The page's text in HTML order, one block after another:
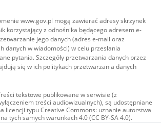
www.gov.pl mogą zawierać adresy skrzynek
korzystający z odnośnika będącego adresem e-
jego danych (adres e-mail oraz
danych w wiadomości) w celu przesłania
pytania. Szczegóły przetwarzania danych przez
się w ich politykach przetwarzania danych
tekstowe publikowane w serwisie (z
treści audiowizualnych), są udostępniane
licencji typu Creative Commons: uznanie autorstwa
tych samych warunkach 4.0 (CC BY-SA 4.0).